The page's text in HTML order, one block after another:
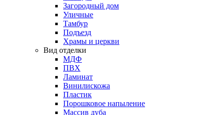
Загородный дом
Уличные
Тамбур
Подъезд
Храмы и церкви
Вид отделки
МДФ
ПВХ
Ламинат
Винилискожа
Пластик
Порошковое напыление
Массив дуба